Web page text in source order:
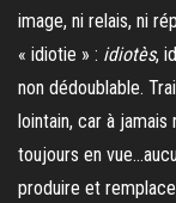
image, ni relais, ni
« idiotie » : idiotès,
non dédoublable.
lointain, car à jamais
toujours en
produire et